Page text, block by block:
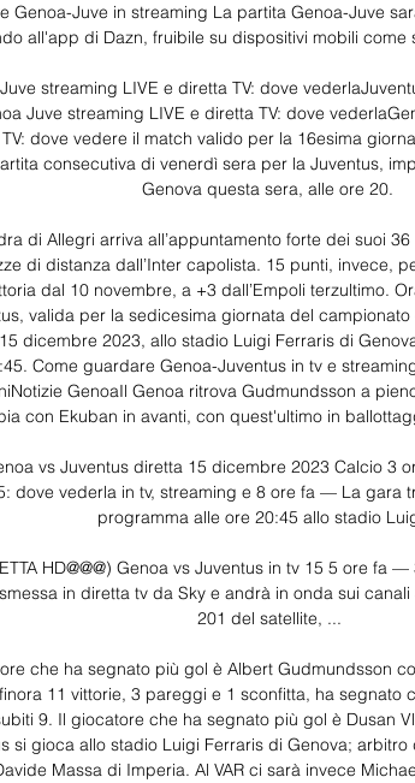
Genoa-Juve in streaming La partita Genoa-Juve
all'app di Dazn, fruibile su dispositivi mobili come
streaming LIVE e diretta TV: dove
Juve streaming LIVE e diretta TV: dove
dove vedere il match valido per la 16esima
consecutiva di venerdì sera per la Juventus,
Genova questa sera, alle ore 20.
di Allegri arriva all’appuntamento forte dei suoi
di distanza dall’Inter capolista. 15 punti, invece,
dal 10 novembre, a +3 dall’Empoli terzultimo.
valida per la sedicesima giornata del
dicembre 2023, allo stadio Luigi Ferraris di
Come guardare Genoa-Juventus in tv e
GenoaIl Genoa ritrova Gudmundsson a
con Ekuban in avanti, con quest'ultimo in
vs Juventus diretta 15 dicembre 2023 Calcio 3
dove vederla in tv, streaming e 8 ore fa — La gara
programma alle ore 20:45 allo stadio
HD@@@) Genoa vs Juventus in tv 15 5 ore fa
in diretta tv da Sky e andrà in onda sui
201 del satellite, ...
che ha segnato più gol è Albert Gudmundsson
11 vittorie, 3 pareggi e 1 sconfitta, ha segnato
9. Il giocatore che ha segnato più gol è Dusan
si gioca allo stadio Luigi Ferraris di Genova; arbitro
Massa di Imperia. Al VAR ci sarà invece